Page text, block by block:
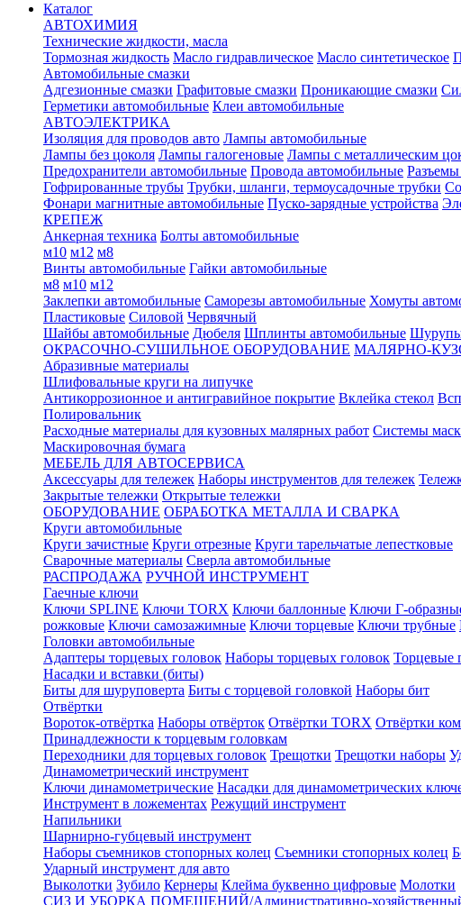
Каталог
АВТОХИМИЯ
Технические жидкости, масла
Тормозная жидкость Масло гидравлическое Масло синтетическое
Автомобильные смазки
Адгезионные смазки Графитовые смазки Проникающие смазки
Герметики автомобильные Клеи автомобильные
АВТОЭЛЕКТРИКА
Изоляция для проводов авто Лампы автомобильные
Лампы без цоколя Лампы галогеновые Лампы с металлическим
Предохранители автомобильные Провода автомобильные
Гофрированные трубы Трубки, шланги, термоусадочные трубки
Фонари магнитные автомобильные Пуско-зарядные устройства
КРЕПЕЖ
Анкерная техника Болты автомобильные
м10 м12 м8
Винты автомобильные Гайки автомобильные
м8 м10 м12
Заклепки автомобильные Саморезы автомобильные Хомуты
Пластиковые Силовой Червячный
Шайбы автомобильные Дюбеля Шплинты автомобильные Шурупы
ОКРАСОЧНО-СУШИЛЬНОЕ ОБОРУДОВАНИЕ МАЛЯРНО-
Абразивные материалы
Шлифовальные круги на липучке
Антикоррозионное и антигравийное покрытие Вклейка стекол
Полировальник
Расходные материалы для кузовных малярных работ Системы
Маскировочная бумага
МЕБЕЛЬ ДЛЯ АВТОСЕРВИСА
Аксессуары для тележек Наборы инструментов для тележек
Закрытые тележки Открытые тележки
ОБОРУДОВАНИЕ ОБРАБОТКА МЕТАЛЛА И СВАРКА
Круги автомобильные
Круги зачистные Круги отрезные Круги тарельчатые лепестковые
Сварочные материалы Сверла автомобильные
РАСПРОДАЖА РУЧНОЙ ИНСТРУМЕНТ
Гаечные ключи
Ключи SPLINE Ключи TORX Ключи баллонные Ключи Г-
рожковые Ключи самозажимные Ключи торцевые Ключи трубные
Головки автомобильные
Адаптеры торцевых головок Наборы торцевых головок Торцевые
Насадки и вставки (биты)
Биты для шуруповерта Биты с торцевой головкой Наборы бит
Отвёртки
Вороток-отвёртка Наборы отвёрток Отвёртки TORX Отвёртки
Принадлежности к торцевым головкам
Переходники для торцевых головок Трещотки Трещотки наборы
Динамометрический инструмент
Ключи динамометрические Насадки для динамометрических
Инструмент в ложементах Режущий инструмент
Напильники
Шарнирно-губцевый инструмент
Наборы съемников стопорных колец Съемники стопорных колец
Ударный инструмент для авто
Выколотки Зубило Кернеры Клейма буквенно цифровые Молотки
СИЗ И УБОРКА ПОМЕЩЕНИЙ/Административно-хозяйственный